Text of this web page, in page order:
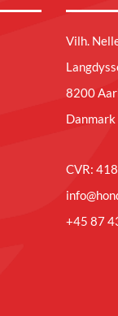
Vilh.
8200
Danmark
CVR:
+45 87